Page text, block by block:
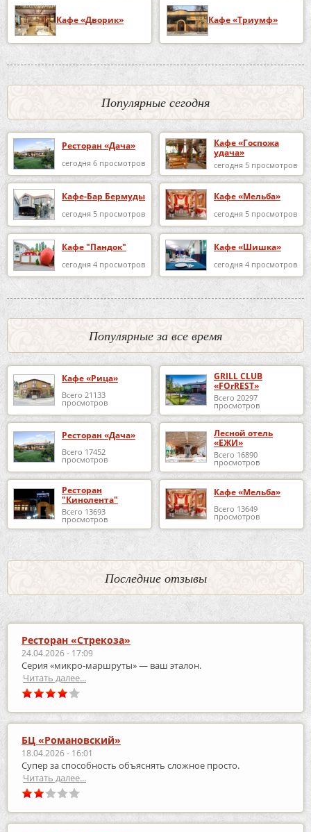
Кафе «Дворик» Кафе «Триумф»
Популярные сегодня
Ресторан «Дача»
сегодня 6 просмотров
Кафе «Госпожа
удача»
сегодня 5 просмотров
Кафе-Бар Бермуды
сегодня 5 просмотров
Кафе «Мельба»
сегодня 5 просмотров
Кафе "Пандок"
сегодня 4 просмотров
Кафе «Шишка»
сегодня 4 просмотров
Популярные за все время
Кафе «Рица»
Всего 21133
просмотров
GRILL CLUB
«FOrREST»
Всего 20297
просмотров
Ресторан «Дача»
Всего 17452
просмотров
Лесной отель
«ЕЖИ»
Всего 16890
просмотров
Ресторан
"Кинолента"
Всего 13693
просмотров
Кафе «Мельба»
Всего 13649
просмотров
Последние отзывы
Ресторан «Стрекоза»
24.04.2026 - 17:09
Серия «микро‑маршруты» — ваш эталон.
Читать далее...
БЦ «Романовский»
18.04.2026 - 16:01
Супер за способность объяснять сложное просто.
Читать далее...